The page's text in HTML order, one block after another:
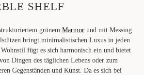
SHELF
grünemMarmor und mit Messing
bringt minimalistischen Luxus in jeden
fügt es sich harmonisch ein und bietet
Dingen des täglichen Lebens oder zum
Gegenständen und Kunst. Da es sich bei